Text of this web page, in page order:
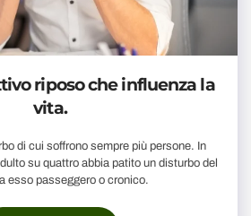
riposo che influenza la
vita.
di cui soffrono sempre più persone. In
su quattro abbia patito un disturbo del
esso passeggero o cronico.